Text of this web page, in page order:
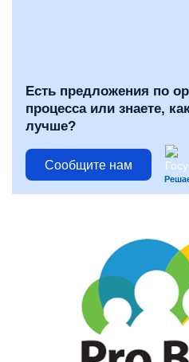
Есть предложения по
процесса или знаете,
лучше?
Сообщите нам